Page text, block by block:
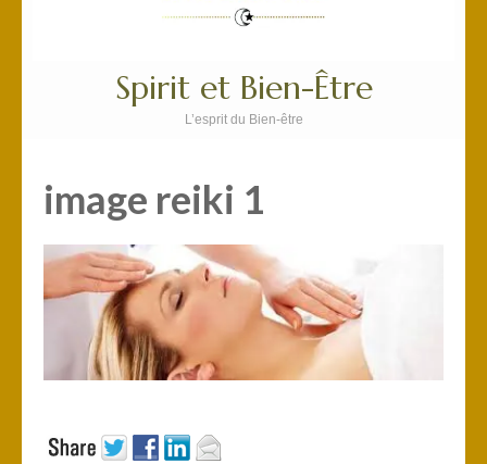
Spirit et Bien-Être
L’esprit du Bien-être
image reiki 1